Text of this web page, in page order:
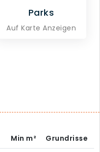
Parks
Auf Karte Anzeigen
Min m² Grundrisse